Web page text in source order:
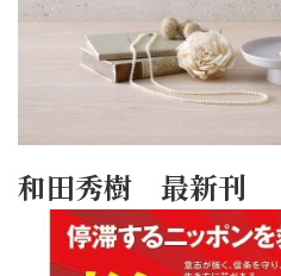
和田秀樹 最新刊